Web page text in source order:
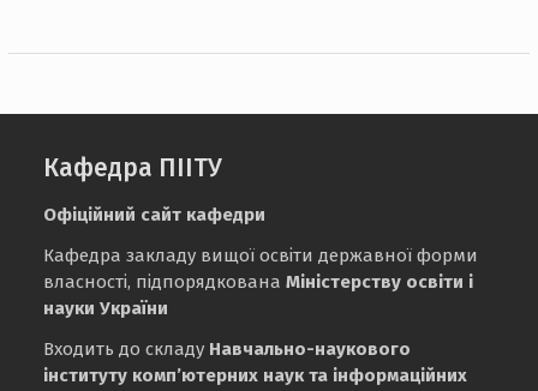
Кафедра ПІІТУ
Офіційний сайт кафедри
Кафедра закладу вищої освіти державної форми
власності, підпорядкованаМіністерству освіти і
науки України
Входить до складу Навчально-наукового
інституту комп’ютерних наук та інформаційних